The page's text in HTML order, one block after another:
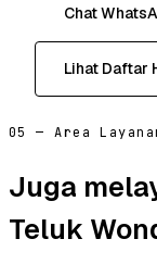
Chat
Lihat Daftar
05 — Area
Juga
Teluk